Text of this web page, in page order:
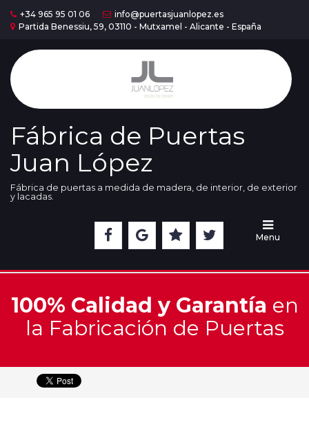
+34 965 95 01 06
info@puertasjuanlopez.es
Partida Benessiu, 59, 03110 - Mutxamel - Alicante - España
Fábrica de Puertas
Juan López
Fábrica de puertas a medida de madera, de interior, de exterior
y lacadas.
Menu
Home
Puertas
Serie
Puertas
Serie
Lac
Exposición
Acabados
Materiales
Catálogo
Interactivo
100% Calidad y Garantía en
la Fabricación de Puertas